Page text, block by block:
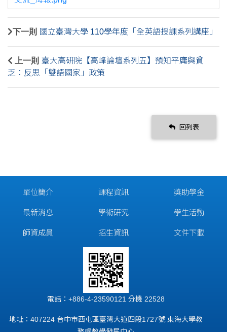
下一則 國立臺灣大學 110學年度「全英語授課系列講座」
上一則 臺大高研院【高峰論壇系列五】預知平庸與貧
乏：反思「雙語國家」政策
回列表
單位簡介
最新消息
師資成員
課程資訊
學術研究
招生資訊
獎助學金
學生活動
文件下載
電話：+886-4-23590121 分機 22528
地址：407224 台中市西屯區臺灣大道四段1727號 東海大學教